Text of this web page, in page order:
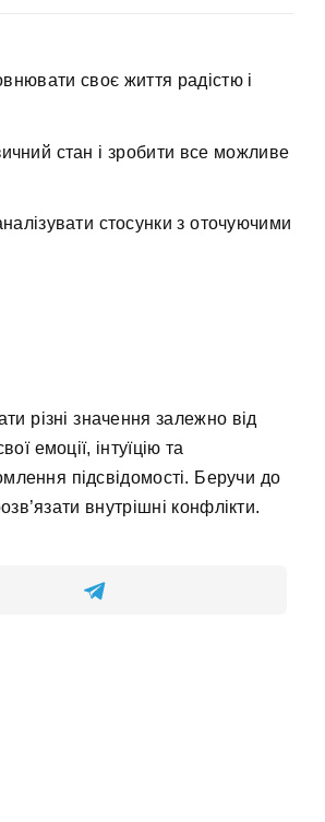
своє життя радістю і
стан і зробити все можливе
стосунки з оточуючими
різні значення залежно від
емоції, інтуїцію та
підсвідомості. Беручи до
внутрішні конфлікти.